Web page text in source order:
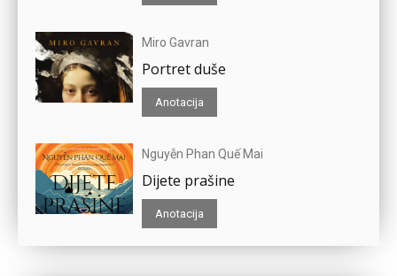
Miro Gavran
Portret duše
Anotacija
Nguyễn Phan Quế Mai
Dijete prašine
Anotacija